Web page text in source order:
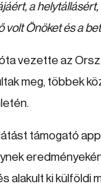
a
volt Önöket és a
vezette az
meg, többek
támogató
alakult ki külföldi